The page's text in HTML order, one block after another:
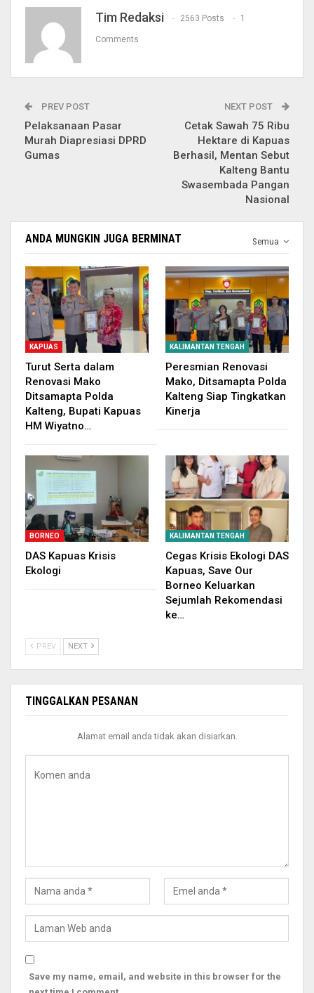
Tim Redaksi 2563 Posts 1
Comments
PREV POST
Pelaksanaan Pasar
Murah Diapresiasi DPRD
Gumas
NEXT POST
Cetak Sawah 75 Ribu
Hektare di Kapuas
Berhasil, Mentan Sebut
Kalteng Bantu
Swasembada Pangan
Nasional
Semua
ANDA MUNGKIN JUGA BERMINAT
KAPUAS
Turut Serta dalam
Renovasi Mako
Ditsamapta Polda
Kalteng, Bupati Kapuas
HM Wiyatno…
KALIMANTAN TENGAH
Peresmian Renovasi
Mako, Ditsamapta Polda
Kalteng Siap Tingkatkan
Kinerja
BORNEO
DAS Kapuas Krisis
Ekologi
KALIMANTAN TENGAH
Cegas Krisis Ekologi DAS
Kapuas, Save Our
Borneo Keluarkan
Sejumlah Rekomendasi
ke…
PREV NEXT
TINGGALKAN PESANAN
Alamat email anda tidak akan disiarkan.
Save my name, email, and website in this browser for the